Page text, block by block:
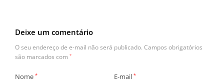
Deixe um comentário
O seu endereço de e-mail não será publicado. Campos obrigatórios
são marcados com *
Nome * E-mail *